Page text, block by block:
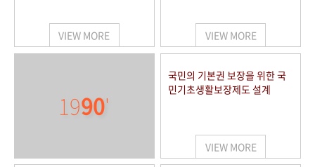
VIEW MORE VIEW MORE
1990'
국민의 기본권 보장을 위한 국
민기초생활보장제도 설계
VIEW MORE